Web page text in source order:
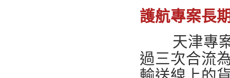
護航專案長
天津專
過三次合流